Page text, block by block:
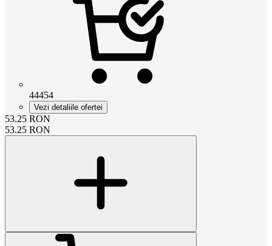
44454
Vezi detaliile ofertei
53.25 RON
53.25 RON